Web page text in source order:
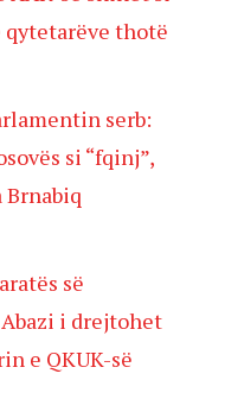
qytetarëve thotë
serb:
si “fqinj”,
së
i drejtohet
e QKUK-së